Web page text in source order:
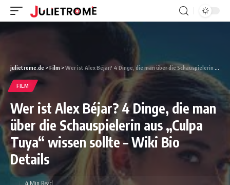
julietrome.de >Film >Wer ist Alex Béjar? 4 Dinge, die man über die Schauspielerin aus „Culpa Tuya“ wissen sollte – Wiki Bio Details
FILM
Wer ist Alex Béjar? 4 Dinge, die man
über die Schauspielerin aus „Culpa
Tuya“ wissen sollte – Wiki Bio
Details
4 Min Read